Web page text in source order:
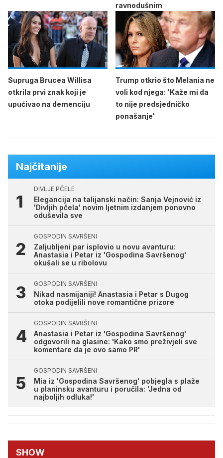
ravnodušnim
Supruga Brucea Willisa
otkrila prvi znak koji je
upućivao na demenciju
Trump otkrio što Melania ne
voli kod njega: 'Kaže mi da
to nije predsjedničko
ponašanje'
Najčitanije
DIVLJE PČELE
Elegancija na talijanski način: Sanja Vejnović iz
'Divljih pčela' novim ljetnim izdanjem ponovno
oduševila sve
GOSPODIN SAVRŠENI
Zaljubljeni par isplovio u novu avanturu:
Anastasia i Petar iz 'Gospodina Savršenog'
okušali se u ribolovu
GOSPODIN SAVRŠENI
Nikad nasmijaniji! Anastasia i Petar s Dugog
otoka podijelili nove romantične prizore
GOSPODIN SAVRŠENI
Anastasia i Petar iz 'Gospodina Savršenog'
odgovorili na glasine: 'Kako smo preživjeli sve
komentare da je ovo samo PR'
GOSPODIN SAVRŠENI
Mia iz 'Gospodina Savršenog' pobjegla s plaže
u planinsku avanturu i poručila: 'Jedna od
najboljih odluka!'
SHOW